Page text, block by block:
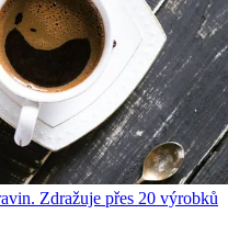
Zdražuje přes 20 výrobků